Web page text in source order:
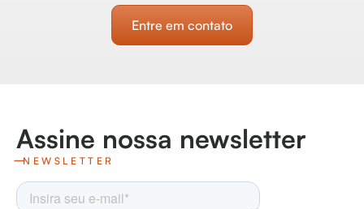
Entre em contato
Assine nossa newsletter
NEWSLETTER